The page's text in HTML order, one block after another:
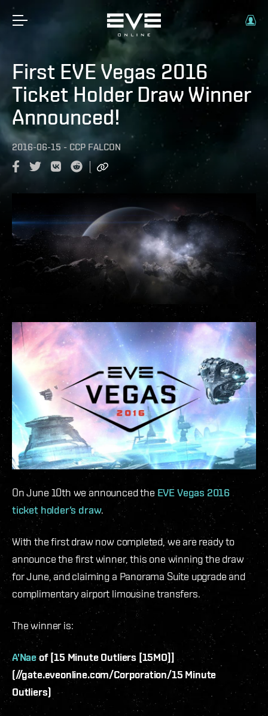
First EVE Vegas 2016
Ticket Holder Draw Winner
Announced!
2016-06-15 - CCP FALCON
On June 10th we announced the EVE Vegas 2016
ticket holder’s draw.
With the first draw now completed, we are ready to
announce the first winner, this one winning the draw
for June, and claiming a Panorama Suite upgrade and
complimentary airport limousine transfers.
The winner is:
A'Naeof [15 Minute Outliers [15MO]]
(//gate.eveonline.com/Corporation/15 Minute
Outliers)